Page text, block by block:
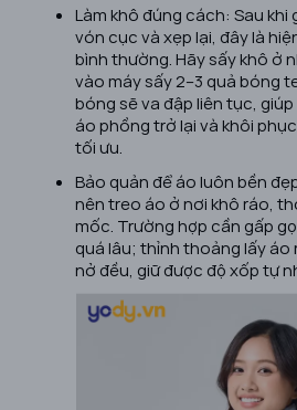
Làm khô đúng cách: Sau
vón cục và xẹp lại, đây là
bình thường. Hãy sấy khô ở
vào máy sấy 2–3 quả bóng
bóng sẽ va đập liên tục,
áo phồng trở lại và khôi
tối ưu.
Bảo quản để áo luôn bền
nên treo áo ở nơi khô ráo,
mốc. Trường hợp cần gấp
quá lâu; thỉnh thoảng lấy áo
nở đều, giữ được độ xốp tự